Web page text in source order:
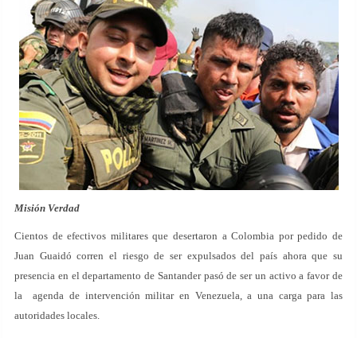
Misión Verdad
Cientos de efectivos militares que desertaron a Colombia por pedido de
Juan Guaidó corren el riesgo de ser expulsados del país ahora que su
presencia en el departamento de Santander pasó de ser un activo a favor de
la agenda de intervención militar en Venezuela, a una carga para las
autoridades locales.